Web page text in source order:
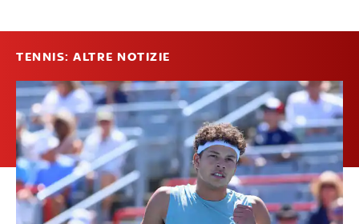
TENNIS: ALTRE NOTIZIE